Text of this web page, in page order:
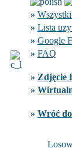
»
» Lista
» Google
» FAQ
» Zdjęcie
»
» Wróć